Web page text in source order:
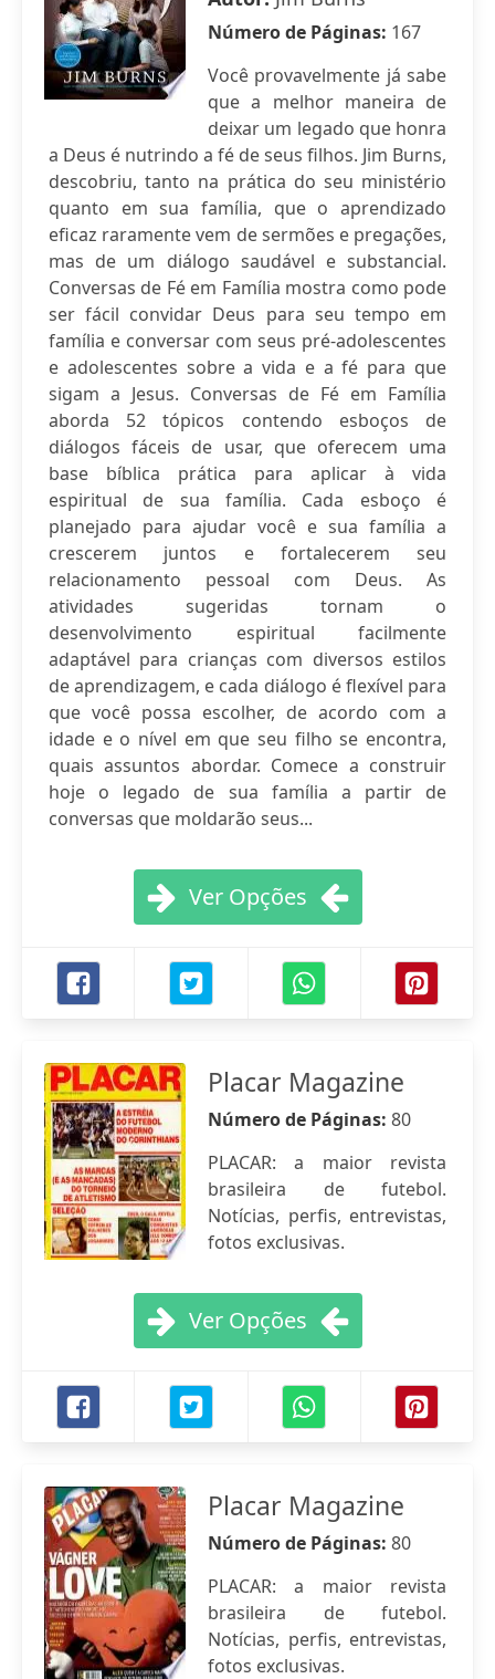
Número de Páginas: 167
Você provavelmente já sabe
que a melhor maneira de
deixar um legado que honra
a Deus é nutrindo a fé de seus filhos. Jim Burns,
descobriu, tanto na prática do seu ministério
quanto em sua família, que o aprendizado
eficaz raramente vem de sermões e pregações,
mas de um diálogo saudável e substancial.
Conversas de Fé em Família mostra como pode
ser fácil convidar Deus para seu tempo em
família e conversar com seus pré-adolescentes
e adolescentes sobre a vida e a fé para que
sigam a Jesus. Conversas de Fé em Família
aborda 52 tópicos contendo esboços de
diálogos fáceis de usar, que oferecem uma
base bíblica prática para aplicar à vida
espiritual de sua família. Cada esboço é
planejado para ajudar você e sua família a
crescerem juntos e fortalecerem seu
relacionamento pessoal com Deus. As
atividades sugeridas tornam o
desenvolvimento espiritual facilmente
adaptável para crianças com diversos estilos
de aprendizagem, e cada diálogo é flexível para
que você possa escolher, de acordo com a
idade e o nível em que seu filho se encontra,
quais assuntos abordar. Comece a construir
hoje o legado de sua família a partir de
conversas que moldarão seus...
Ver Opções
Placar Magazine
Número de Páginas: 80
PLACAR: a maior revista
brasileira de futebol.
Notícias, perfis, entrevistas,
fotos exclusivas.
Ver Opções
Placar Magazine
Número de Páginas: 80
PLACAR: a maior revista
brasileira de futebol.
Notícias, perfis, entrevistas,
fotos exclusivas.